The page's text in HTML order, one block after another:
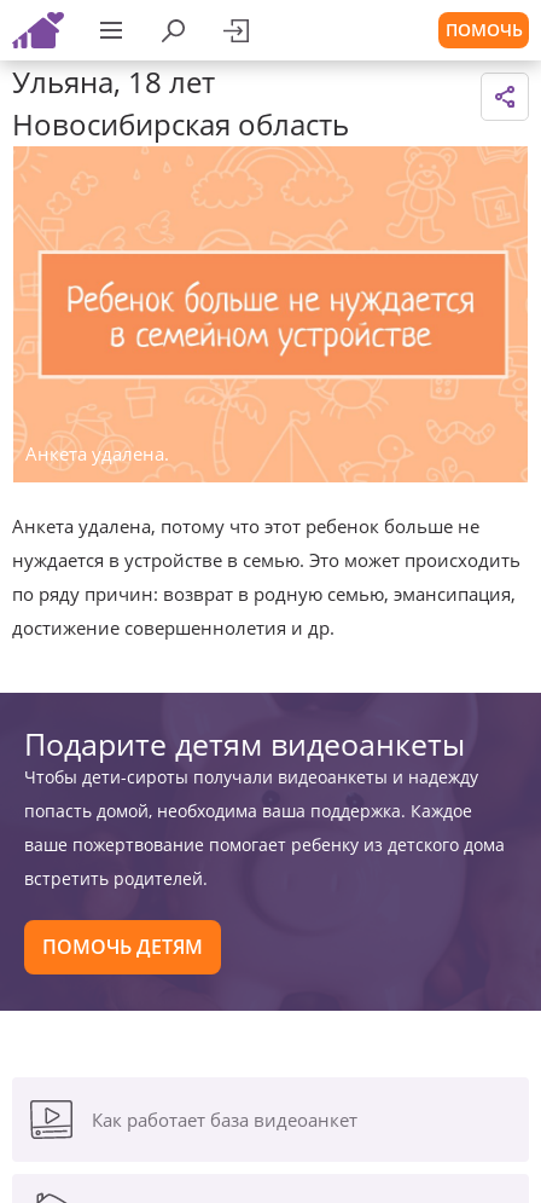
ПОМОЧЬ
Ульяна, 18 лет
Новосибирская область
Анкета удалена.
Анкета удалена, потому что этот ребенок больше не
нуждается в устройстве в семью. Это может происходить
по ряду причин: возврат в родную семью, эмансипация,
достижение совершеннолетия и др.
Подарите детям видеоанкеты
Чтобы дети-сироты получали видеоанкеты и надежду
попасть домой, необходима ваша поддержка. Каждое
ваше пожертвование помогает ребенку из детского дома
встретить родителей.
ПОМОЧЬ ДЕТЯМ
Как работает база видеоанкет